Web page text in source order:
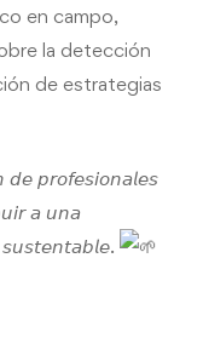
en campo,
la detección
de estrategias
𝘱𝘳𝘰𝘧𝘦𝘴𝘪𝘰𝘯𝘢𝘭𝘦𝘴
𝘢 𝘶𝘯𝘢